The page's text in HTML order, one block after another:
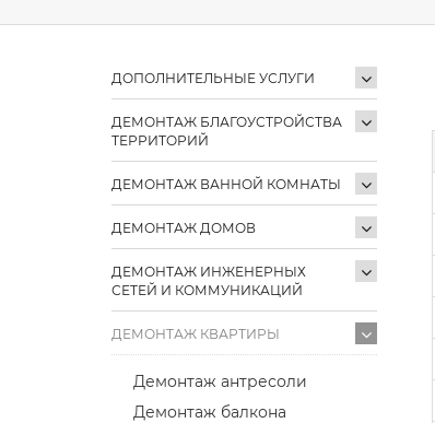
ДОПОЛНИТЕЛЬНЫЕ УСЛУГИ
ДЕМОНТАЖ БЛАГОУСТРОЙСТВА
ТЕРРИТОРИЙ
ДЕМОНТАЖ ВАННОЙ КОМНАТЫ
ДЕМОНТАЖ ДОМОВ
ДЕМОНТАЖ ИНЖЕНЕРНЫХ
СЕТЕЙ И КОММУНИКАЦИЙ
ДЕМОНТАЖ КВАРТИРЫ
Демонтаж антресоли
Демонтаж балкона